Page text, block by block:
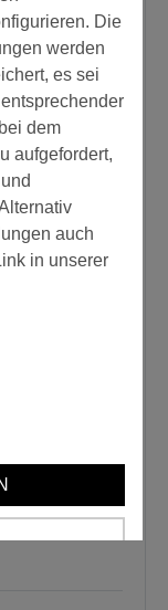
Die
werden
es sei
dem
aufgefordert,
auch
in unserer